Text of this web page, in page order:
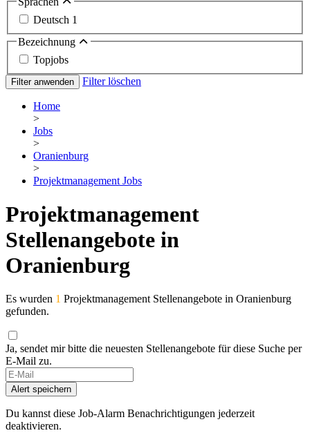
Deutsch 1
Bezeichnung
Topjobs
Filter anwenden Filter löschen
Home
>
Jobs
>
Oranienburg
>
Projektmanagement Jobs
Projektmanagement
Stellenangebote in
Oranienburg
Es wurden 1 Projektmanagement Stellenangebote in Oranienburg
gefunden.
Ja, sendet mir bitte die neuesten Stellenangebote für diese Suche per
E-Mail zu.
Alert speichern
Du kannst diese Job-Alarm Benachrichtigungen jederzeit
deaktivieren.